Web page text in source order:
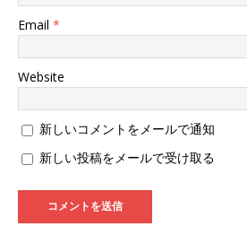
Email *
Website
新しいコメントをメールで通知
新しい投稿をメールで受け取る